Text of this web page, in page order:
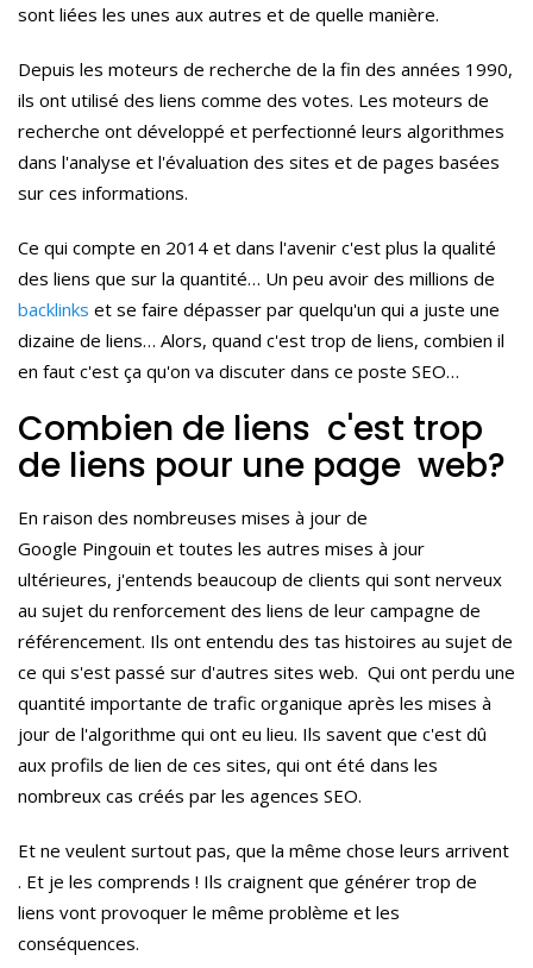
sont liées les unes aux autres et de quelle manière.
Depuis les moteurs de recherche de la fin des années 1990,
ils ont utilisé des liens comme des votes. Les moteurs de
recherche ont développé et perfectionné leurs algorithmes
dans l'analyse et l'évaluation des sites et de pages basées
sur ces informations.
Ce qui compte en 2014 et dans l'avenir c'est plus la qualité
des liens que sur la quantité… Un peu avoir des millions de
backlinks et se faire dépasser par quelqu'un qui a juste une
dizaine de liens… Alors, quand c'est trop de liens, combien il
en faut c'est ça qu'on va discuter dans ce poste SEO…
Combien de liens c'est trop
de liens pour une page web?
En raison des nombreuses mises à jour de
Google Pingouin et toutes les autres mises à jour
ultérieures, j'entends beaucoup de clients qui sont nerveux
au sujet du renforcement des liens de leur campagne de
référencement. Ils ont entendu des tas histoires au sujet de
ce qui s'est passé sur d'autres sites web. Qui ont perdu une
quantité importante de trafic organique après les mises à
jour de l'algorithme qui ont eu lieu. Ils savent que c'est dû
aux profils de lien de ces sites, qui ont été dans les
nombreux cas créés par les agences SEO.
Et ne veulent surtout pas, que la même chose leurs arrivent
. Et je les comprends ! Ils craignent que générer trop de
liens vont provoquer le même problème et les
conséquences.